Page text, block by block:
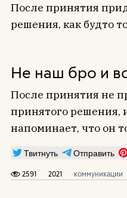
После принятия
решения, как будто
Не наш бро и
После принятия не
принятого решения,
напоминает, что он
Твитнуть Отправить
2591 2021 коммуникации